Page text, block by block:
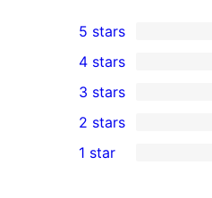
1
5-
star
review
5 stars
4-
star
reviews
4 stars
0
3-
star
3 stars
2-
2 stars
1 star